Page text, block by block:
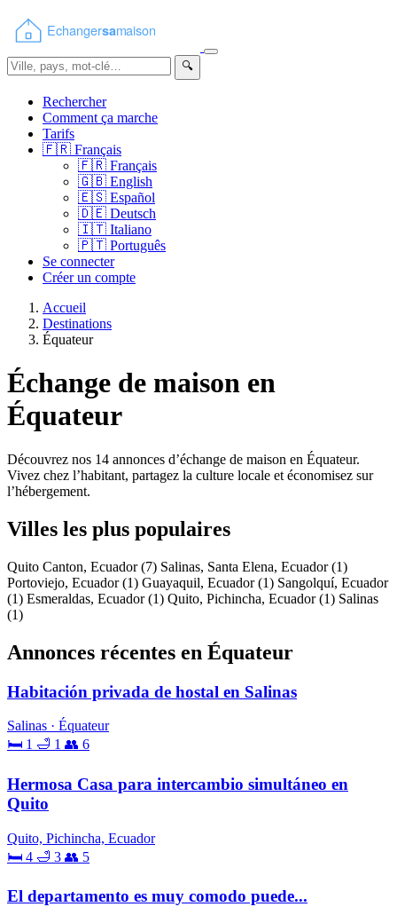
🔍
Rechercher
Comment ça marche
Tarifs
🇫🇷 Français
🇫🇷 Français
🇬🇧 English
🇪🇸 Español
🇩🇪 Deutsch
🇮🇹 Italiano
🇵🇹 Português
Se connecter
Créer un compte
Accueil
Destinations
Équateur
Échange de maison en
Équateur
Découvrez nos 14 annonces d’échange de maison en Équateur.
Vivez chez l’habitant, partagez la culture locale et économisez sur
l’hébergement.
Villes les plus populaires
Quito Canton, Ecuador(7) Salinas, Santa Elena, Ecuador(1)
Portoviejo, Ecuador(1) Guayaquil, Ecuador(1) Sangolquí, Ecuador
(1) Esmeraldas, Ecuador(1) Quito, Pichincha, Ecuador(1) Salinas
(1)
Annonces récentes en Équateur
Habitación privada de hostal en Salinas
Salinas · Équateur
🛏 1 🛁 1 👥 6
Hermosa Casa para intercambio simultáneo en
Quito
Quito, Pichincha, Ecuador
🛏 4 🛁 3 👥 5
El departamento es muy comodo puede...